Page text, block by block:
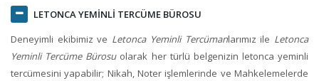
LETONCA YEMİNLİ TERCÜME BÜROSU
Deneyimli ekibimiz ve Letonca Yeminli Tercümanlarımız ile Letonca
Yeminli Tercüme Bürosuolarak her türlü belgenizin letonca yeminli
tercümesini yapabilir; Nikah, Noter işlemlerinde ve Mahkelemelerde